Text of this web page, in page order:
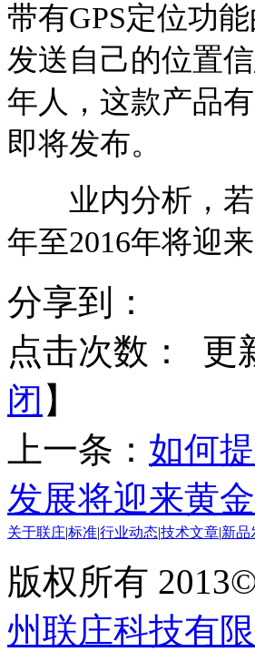
带有GPS定位功
发送自己的位置
年人，这款产品
即将发布。
业内分析，若
年至2016年将迎
分享到：
点击次数：
更
闭 】
上一条： 如何
发展将迎来黄
关于联庄标准行业动态技术文章 新品
版权所有 2013©
州联庄科技有